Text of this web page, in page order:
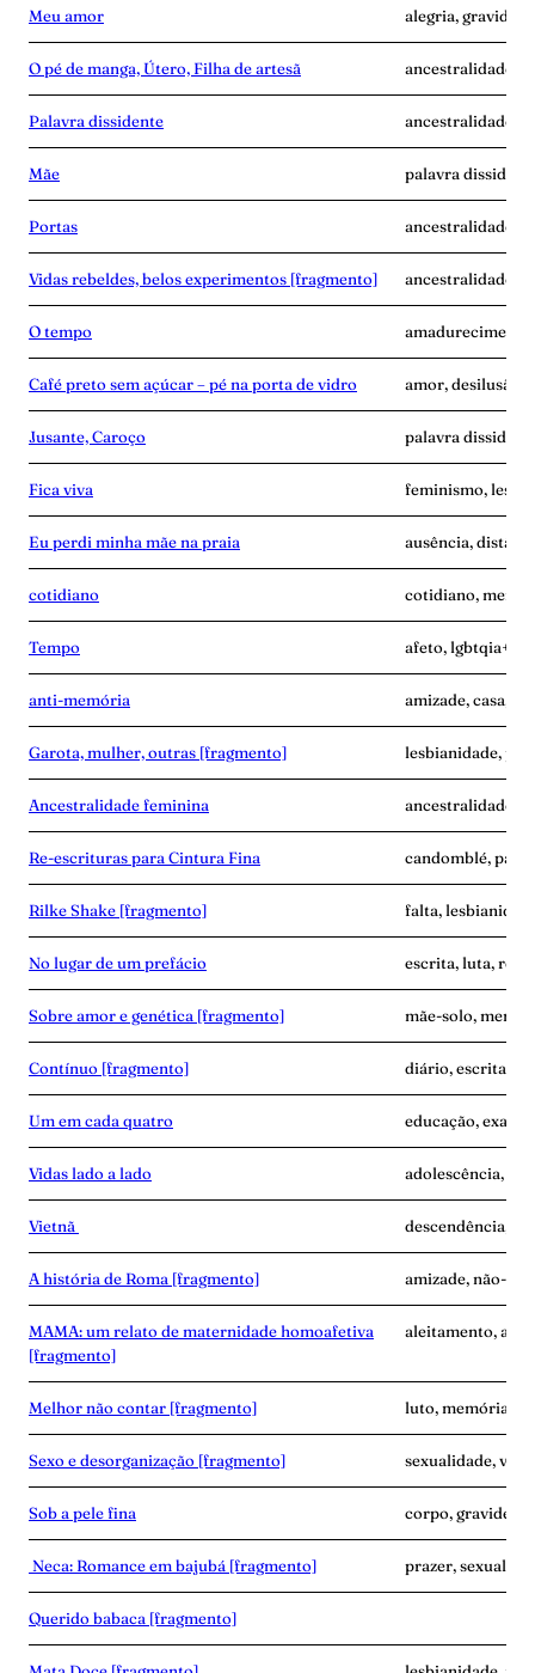
Meu amor alegria,
O pé de manga, Útero, Filha de artesã ancestralidade,
Palavra dissidente ancestralidade,
Mãe palavra
Portas ancestralidade,
Vidas rebeldes, belos experimentos [fragmento] ancestralidade,
O tempo
Café preto sem açúcar – pé na porta de vidro amor, desilusão,
Jusante, Caroço palavra
Fica viva feminismo,
Eu perdi minha mãe na praia ausência,
cotidiano cotidiano,
Tempo afeto, lgbtqia+,
anti-memória amizade, casa,
Garota, mulher, outras [fragmento] lesbianidade,
Ancestralidade feminina ancestralidade,
Re-escrituras para Cintura Fina candomblé,
Rilke Shake [fragmento] falta,
No lugar de um prefácio escrita, luta,
Sobre amor e genética [fragmento] mãe-solo,
Contínuo [fragmento] diário, escrita,
Um em cada quatro educação,
Vidas lado a lado adolescência,
Vietnã descendência,
A história de Roma [fragmento] amizade, não-
MAMA: um relato de maternidade homoafetiva
[fragmento]
aleitamento,
Melhor não contar [fragmento] luto, memória,
Sexo e desorganização [fragmento] sexualidade,
Sob a pele fina corpo, gravidez,
Neca: Romance em bajubá [fragmento] prazer,
Querido babaca [fragmento]